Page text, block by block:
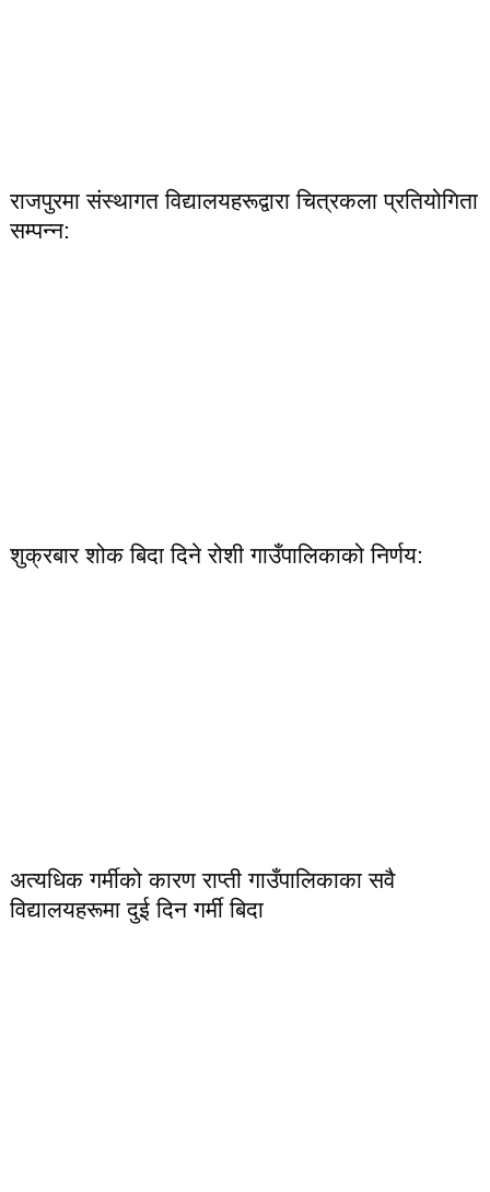
राजपुरमा संस्थागत विद्यालयहरूद्वारा चित्रकला प्रतियोगिता
सम्पन्न:
शुक्रबार शोक बिदा दिने रोशी गाउँपालिकाको निर्णय:
अत्यधिक गर्मीको कारण राप्ती गाउँपालिकाका सवै
विद्यालयहरूमा दुई दिन गर्मी बिदा